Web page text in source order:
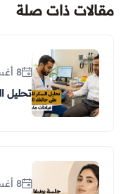
مقالات ذات صلة
8 أغسطس 2026
تحليل
8 أغسطس 2026